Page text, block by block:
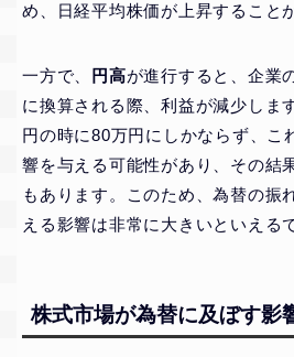
め、日経平均株価が上昇すること
一方で、 円高が進行すると、企業
に換算される際、利益が減少しま
円の時に80万円にしかならず、こ
響を与える可能性があり、その結
もあります。このため、為替の振
える影響は非常に大きいといえる
株式市場が為替に及ぼす影